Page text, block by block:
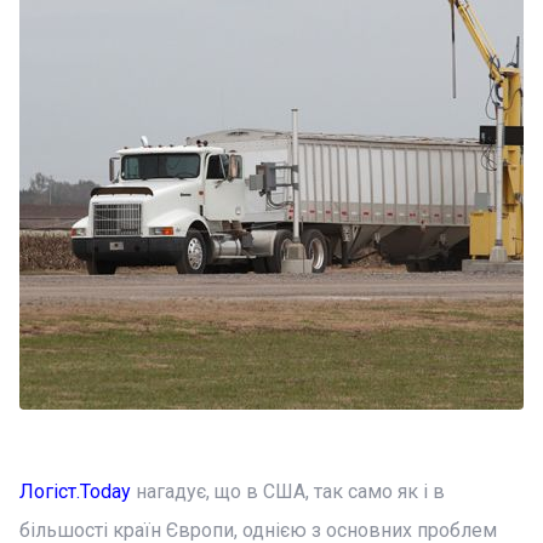
Логіст.Today нагадує, що в США, так само як і в
більшості країн Європи, однією з основних проблем